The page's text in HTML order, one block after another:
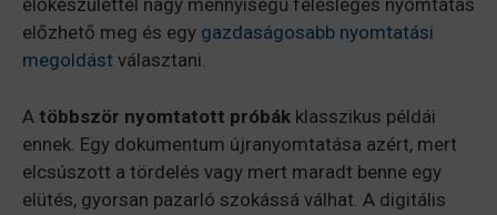
előkészülettel nagy mennyiségű felesleges nyomtatás
előzhető meg és egy gazdaságosabb nyomtatási
megoldást választani.
A többször nyomtatott próbák klasszikus példái
ennek. Egy dokumentum újranyomtatása azért, mert
elcsúszott a tördelés vagy mert maradt benne egy
elütés, gyorsan pazarló szokássá válhat. A digitális